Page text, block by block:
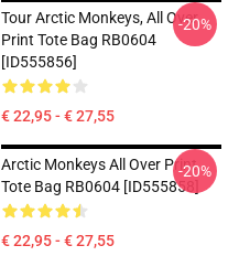
Tour Arctic Monkeys, All Over
Print Tote Bag RB0604
[ID555856]
€ 22,95 - € 27,55
-20%
Arctic Monkeys All Over Print
Tote Bag RB0604 [ID555858]
€ 22,95 - € 27,55
-20%